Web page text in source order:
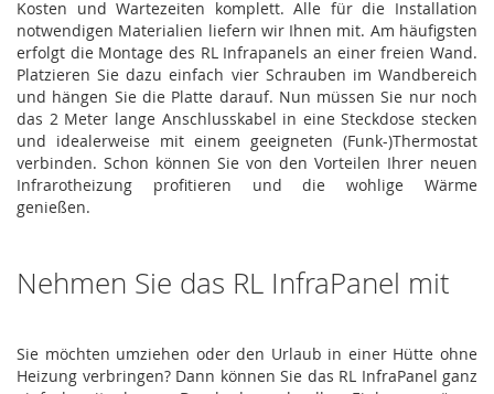
Kosten und Wartezeiten komplett. Alle für die Installation
notwendigen Materialien liefern wir Ihnen mit. Am häufigsten
erfolgt die Montage des RL Infrapanels an einer freien Wand.
Platzieren Sie dazu einfach vier Schrauben im Wandbereich
und hängen Sie die Platte darauf. Nun müssen Sie nur noch
das 2 Meter lange Anschlusskabel in eine Steckdose stecken
und idealerweise mit einem geeigneten (Funk-)Thermostat
verbinden. Schon können Sie von den Vorteilen Ihrer neuen
Infrarotheizung profitieren und die wohlige Wärme
genießen.
Nehmen Sie das RL InfraPanel mit
Sie möchten umziehen oder den Urlaub in einer Hütte ohne
Heizung verbringen? Dann können Sie das RL InfraPanel ganz